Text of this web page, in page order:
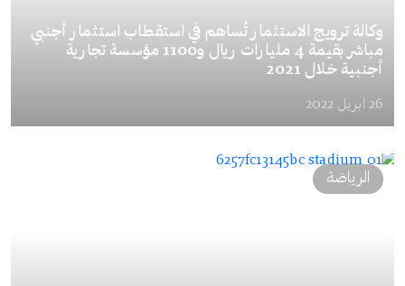
وكالة ترويج الاستثمار تُساهم في استقطاب استثمار أجنبي
مباشر بقيمة 4 مليارات ريال و1100 مؤسسة تجارية
أجنبية خلال 2021
26 ابريل 2022
الرياضة